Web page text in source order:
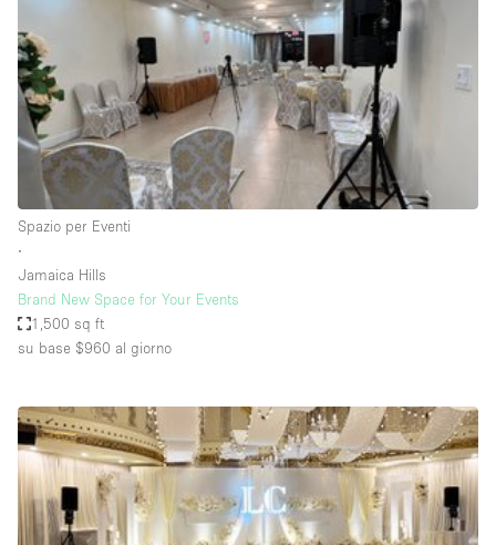
Spazio per Eventi
Spazio pubblicitario
Spazio unico
Stand / Bancarella
Stand / Chiosco / Stand
Studio fotografico / riprese
Uffici
Villa / Casa
Dotazioni dello spazio
Accesso per disabili
Ampia Porta d'Ingresso
Spazio per Eventi
∙
Jamaica Hills
Brand New Space for Your Events
1,500 sq ft
su base $960 al giorno